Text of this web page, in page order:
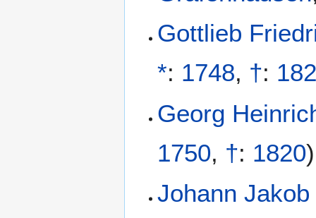
Gottlieb
*: 1748, †:
Georg
1750, †: 1820)
Johann